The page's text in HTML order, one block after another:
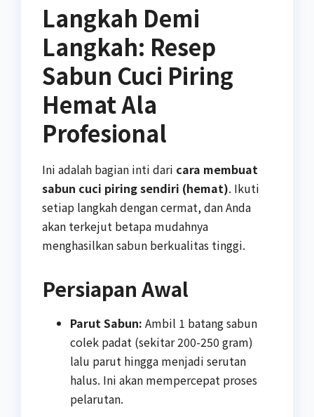
Langkah Demi
Langkah: Resep
Sabun Cuci Piring
Hemat Ala
Profesional
Ini adalah bagian inti dari cara membuat
sabun cuci piring sendiri (hemat). Ikuti
setiap langkah dengan cermat, dan Anda
akan terkejut betapa mudahnya
menghasilkan sabun berkualitas tinggi.
Persiapan Awal
Parut Sabun: Ambil 1 batang sabun
colek padat (sekitar 200-250 gram)
lalu parut hingga menjadi serutan
halus. Ini akan mempercepat proses
pelarutan.